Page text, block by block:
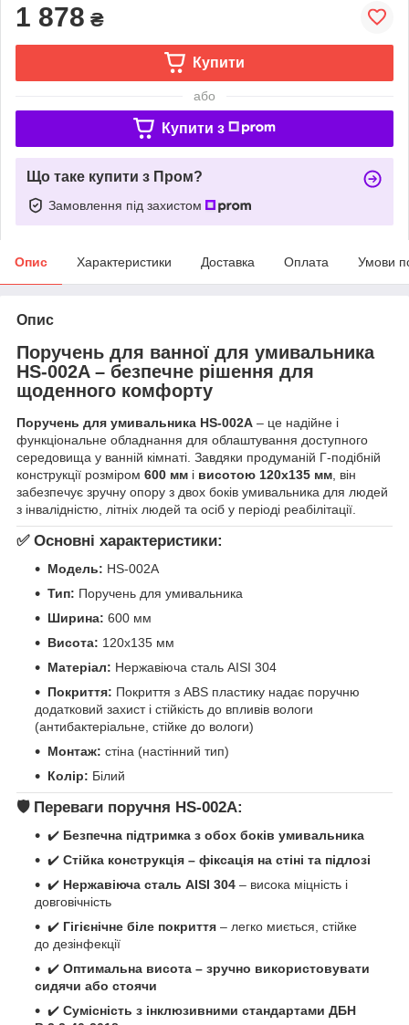
1 878 ₴
Купити
або
Купити з
Що таке купити з Пром?
Замовлення під захистом
Опис Характеристики Доставка Оплата Умови
Опис
Поручень для ванної для умивальника
HS-002A – безпечне рішення для
щоденного комфорту
Поручень для умивальника HS-002A – це надійне і
функціональне обладнання для облаштування доступного
середовища у ванній кімнаті. Завдяки продуманій Г-подібній
конструкції розміром 600 мм і висотою 120х135 мм, він
забезпечує зручну опору з двох боків умивальника для людей
з інвалідністю, літніх людей та осіб у періоді реабілітації.
✅ Основні характеристики:
Модель: HS-002A
Тип: Поручень для умивальника
Ширина: 600 мм
Висота: 120х135 мм
Матеріал: Нержавіюча сталь AISI 304
Покриття: Покриття з ABS пластику надає поручню
додатковий захист і стійкість до впливів вологи
(антибактеріальне, стійке до вологи)
Монтаж: стіна (настінний тип)
Колір: Білий
🛡️ Переваги поручня HS-002A:
✔️ Безпечна підтримка з обох боків умивальника
✔️ Стійка конструкція – фіксація на стіні та підлозі
✔️ Нержавіюча сталь AISI 304 – висока міцність і
довговічність
✔️ Гігієнічне біле покриття – легко миється, стійке
до дезінфекції
✔️ Оптимальна висота – зручно використовувати
сидячи або стоячи
✔️ Сумісність з інклюзивними стандартами ДБН